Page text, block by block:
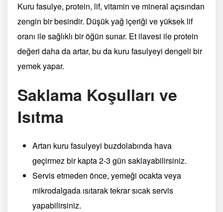
Kuru fasulye, protein, lif, vitamin ve mineral açısından
zengin bir besindir. Düşük yağ içeriği ve yüksek lif
oranı ile sağlıklı bir öğün sunar. Et ilavesi ile protein
değeri daha da artar, bu da kuru fasulyeyi dengeli bir
yemek yapar.
Saklama Koşulları ve
Isıtma
Artan kuru fasulyeyi buzdolabında hava
geçirmez bir kapta 2-3 gün saklayabilirsiniz.
Servis etmeden önce, yemeği ocakta veya
mikrodalgada ısıtarak tekrar sıcak servis
yapabilirsiniz.